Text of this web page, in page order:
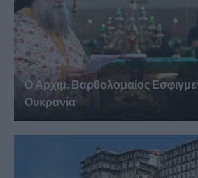
Ο Αρχιμ. Βαρθολομαίος
Ουκρανία